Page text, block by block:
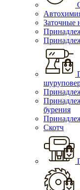
Заточные
бурения
Скотч